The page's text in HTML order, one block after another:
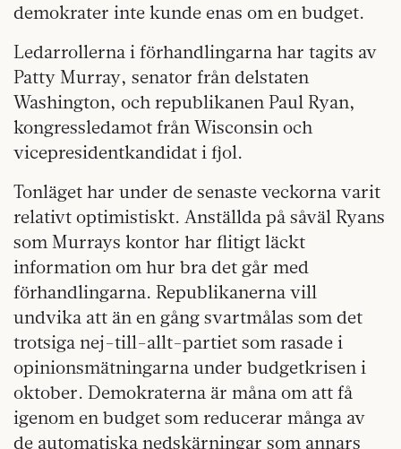
demokrater inte kunde enas om en budget.
Ledarrollerna i förhandlingarna har tagits av
Patty Murray, senator från delstaten
Washington, och republikanen Paul Ryan,
kongressledamot från Wisconsin och
vicepresidentkandidat i fjol.
Tonläget har under de senaste veckorna varit
relativt optimistiskt. Anställda på såväl Ryans
som Murrays kontor har flitigt läckt
information om hur bra det går med
förhandlingarna. Republikanerna vill
undvika att än en gång svartmålas som det
trotsiga nej-till-allt-partiet som rasade i
opinionsmätningarna under budgetkrisen i
oktober. Demokraterna är måna om att få
igenom en budget som reducerar många av
de automatiska nedskärningar som annars